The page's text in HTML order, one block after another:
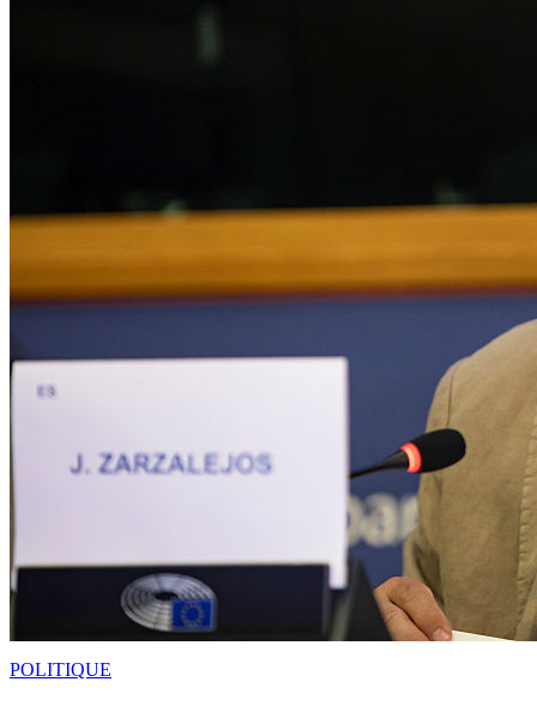
POLITIQUE